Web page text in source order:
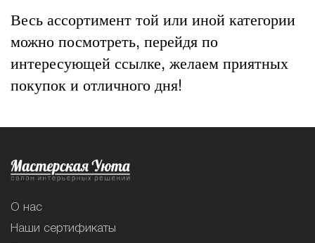
Весь ассортимент той или иной категории
можно посмотреть, перейдя по
интересующей ссылке, желаем приятных
покупок и отличного дня!
О нас
Наши сертификаты